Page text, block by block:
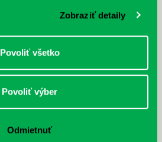
Zobraziť detaily
Povoliť všetko
Povoliť výber
Odmietnuť